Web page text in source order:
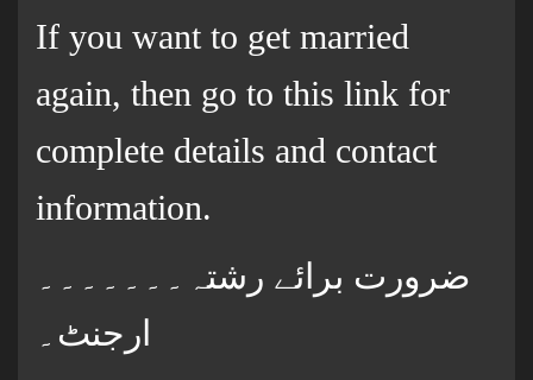
If you want to get married
again, then go to this link for
complete details and contact
information.
ضرورت برائے رشتہ۔۔۔۔۔۔۔
ارجنٹ۔